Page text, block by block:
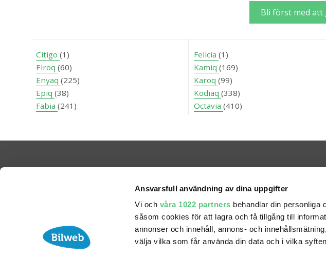
Ansvarsfull användning av dina uppgifter
Vi och våra 1022 partners behandlar din personliga
såsom cookies för att lagra och få tillgång till
annonser och innehåll, annons- och
välja vilka som får använda din data och i vilka
Bli först med att
Citigo (1)
Elroq (60)
Enyaq (225)
Epiq (38)
Fabia (241)
Felicia (1)
Kamiq (169)
Karoq (99)
Kodiaq (338)
Octavia (410)
Bilweb AB
BOX 316
info@bilweb.se